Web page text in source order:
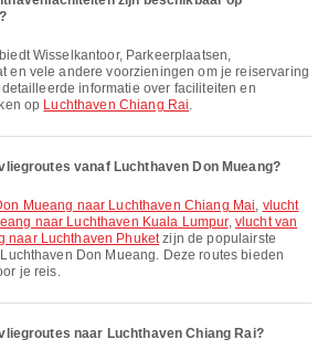
en vele andere voorzieningen om je reiservaring
informatie over faciliteiten en
op Luchthaven Chiang Rai.
vanaf Luchthaven Don Mueang?
Mueang naar Luchthaven Chiang Mai, vlucht
naar Luchthaven Kuala Lumpur, vlucht van
naar Luchthaven Phuketzijn de populairste
Don Mueang. Deze routes bieden
je reis.
naar Luchthaven Chiang Rai?